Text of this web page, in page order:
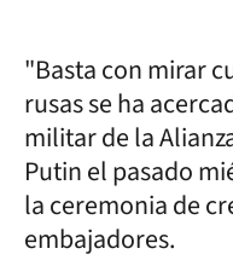
"Basta con mirar
rusas se ha
militar de la
Putin el pasado
la ceremonia de
embajadores.